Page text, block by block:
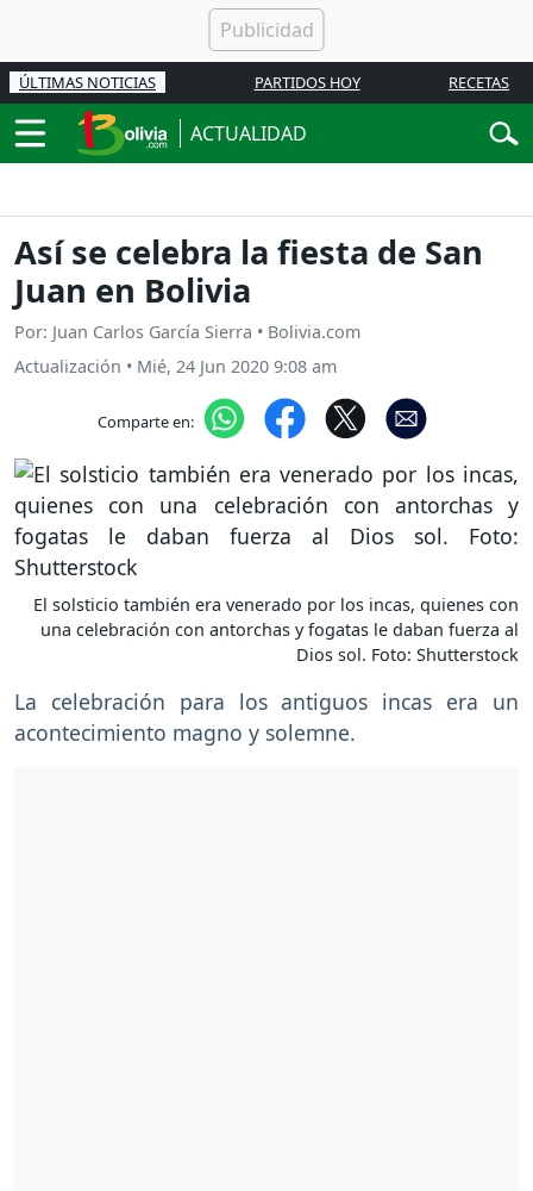
ÚLTIMAS NOTICIAS PARTIDOS HOY RECETAS
ACTUALIDAD
Así se celebra la fiesta de San
Juan en Bolivia
Por: Juan Carlos García Sierra • Bolivia.com
Actualización • Mié, 24 Jun 2020 9:08 am
Comparte en:
El solsticio también era venerado por los incas, quienes con
una celebración con antorchas y fogatas le daban fuerza al
Dios sol. Foto: Shutterstock
La celebración para los antiguos incas era un
acontecimiento magno y solemne.